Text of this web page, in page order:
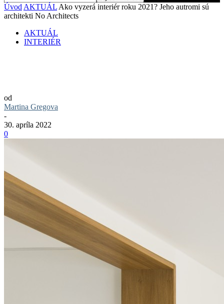
Úvod AKTUÁL Ako vyzerá interiér roku 2021? Jeho autromi sú
architekti No Architects
AKTUÁL
INTERIÉR
od
Martina Gregova
-
30. apríla 2022
0